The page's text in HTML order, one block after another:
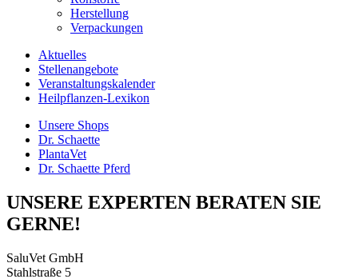
Herstellung
Verpackungen
Aktuelles
Stellenangebote
Veranstaltungskalender
Heilpflanzen-Lexikon
Unsere Shops
Dr. Schaette
PlantaVet
Dr. Schaette Pferd
UNSERE EXPERTEN BERATEN SIE
GERNE!
SaluVet GmbH
Stahlstraße 5